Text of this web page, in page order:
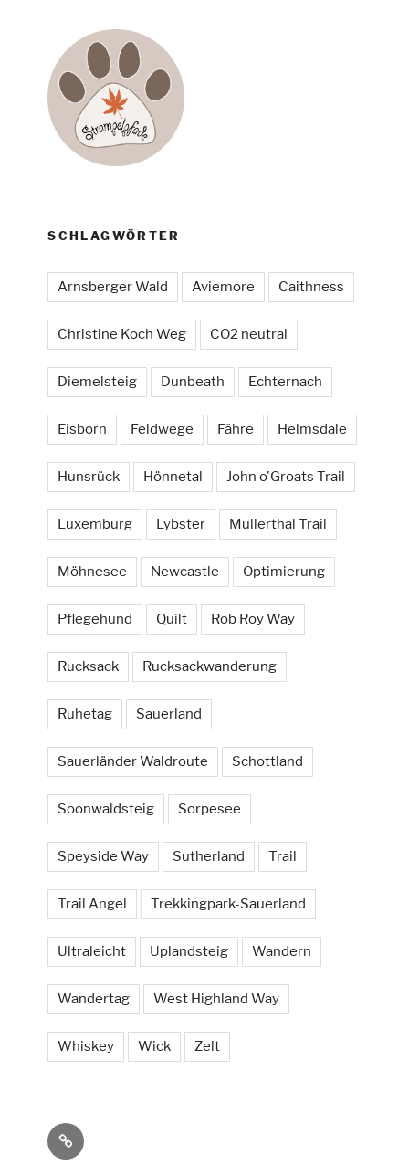
SCHLAGWÖRTER
Arnsberger Wald Aviemore Caithness
Christine Koch Weg CO2 neutral
Diemelsteig Dunbeath Echternach
Eisborn Feldwege Fähre Helmsdale
Hunsrück Hönnetal John o'Groats Trail
Luxemburg Lybster Mullerthal Trail
Möhnesee Newcastle Optimierung
Pflegehund Quilt Rob Roy Way
Rucksack Rucksackwanderung
Ruhetag Sauerland
Sauerländer Waldroute Schottland
Soonwaldsteig Sorpesee
Speyside Way Sutherland Trail
Trail Angel Trekkingpark-Sauerland
Ultraleicht Uplandsteig Wandern
Wandertag West Highland Way
Whiskey Wick Zelt
Social